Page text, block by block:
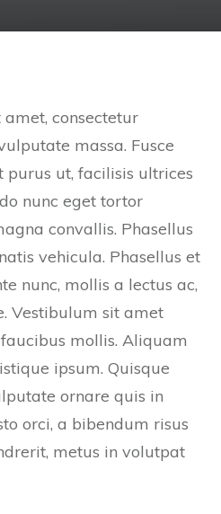
consectetur
massa. Fusce
ut, facilisis ultrices
nunc eget tortor
convallis. Phasellus
vehicula. Phasellus et
nunc, mollis a lectus ac,
Vestibulum sit amet
mollis. Aliquam
ipsum. Quisque
ornare quis in
orci, a bibendum risus
metus in volutpat